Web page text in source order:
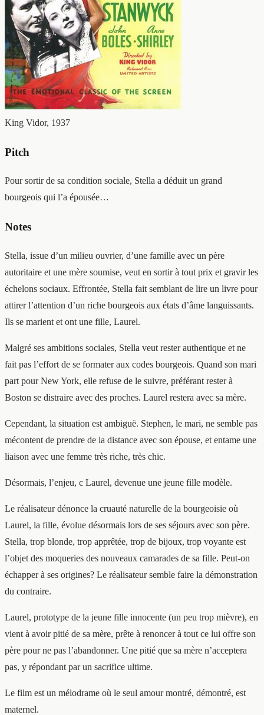
King Vidor, 1937
Pitch
Pour sortir de sa condition sociale, Stella a déduit un grand
bourgeois qui l’a épousée…
Notes
Stella, issue d’un milieu ouvrier, d’une famille avec un père
autoritaire et une mère soumise, veut en sortir à tout prix et gravir les
échelons sociaux. Effrontée, Stella fait semblant de lire un livre pour
attirer l’attention d’un riche bourgeois aux états d’âme languissants.
Ils se marient et ont une fille, Laurel.
Malgré ses ambitions sociales, Stella veut rester authentique et ne
fait pas l’effort de se formater aux codes bourgeois. Quand son mari
part pour New York, elle refuse de le suivre, préférant rester à
Boston se distraire avec des proches. Laurel restera avec sa mère.
Cependant, la situation est ambiguë. Stephen, le mari, ne semble pas
mécontent de prendre de la distance avec son épouse, et entame une
liaison avec une femme très riche, très chic.
Désormais, l’enjeu, c Laurel, devenue une jeune fille modèle.
Le réalisateur dénonce la cruauté naturelle de la bourgeoisie où
Laurel, la fille, évolue désormais lors de ses séjours avec son père.
Stella, trop blonde, trop apprêtée, trop de bijoux, trop voyante est
l’objet des moqueries des nouveaux camarades de sa fille. Peut-on
échapper à ses origines? Le réalisateur semble faire la démonstration
du contraire.
Laurel, prototype de la jeune fille innocente (un peu trop mièvre), en
vient à avoir pitié de sa mère, prête à renoncer à tout ce lui offre son
père pour ne pas l’abandonner. Une pitié que sa mère n’acceptera
pas, y répondant par un sacrifice ultime.
Le film est un mélodrame où le seul amour montré, démontré, est
maternel.